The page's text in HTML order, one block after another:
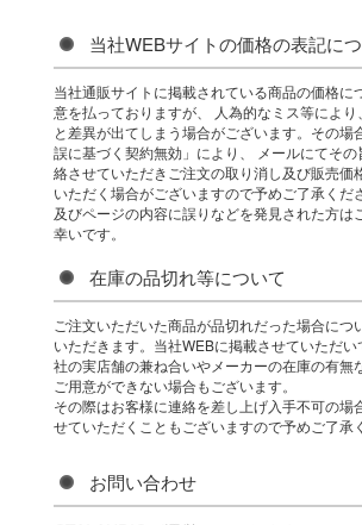
当社WEBサイトの価格の表記に
当社通販サイトに掲載されている商品の価格に
意を払っておりますが、 人為的なミス等によ
と差異が出てしまう場合がございます。その場
誤に基づく契約無効」により、 メールにてそ
絡させていただきご注文の取り消し及び販売価
いただく場合がございますので予めご了承くだ
及びページの内容に誤りなどを発見された方は
幸いです。
在庫の品切れ等について
ご注文いただいた商品が品切れだった場合につ
いただきます。当社WEBに掲載させていただ
社の実店舗の兼ね合いやメーカーの在庫の有無
ご用意ができない場合もございます。
その際はお客様に連絡を差し上げ入手不可の場
せていただくこともございますので予めご了承
お問い合わせ